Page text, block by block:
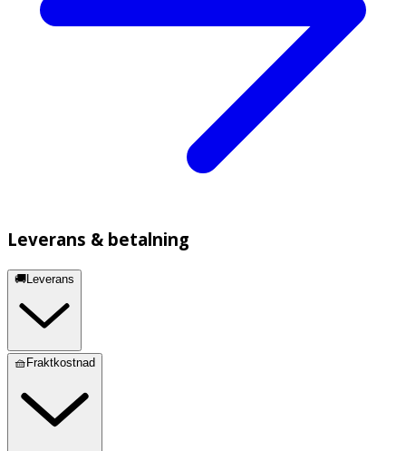
Leverans & betalning
🚚Leverans
🧺Fraktkostnad